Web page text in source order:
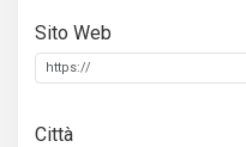
Sito Web
Città